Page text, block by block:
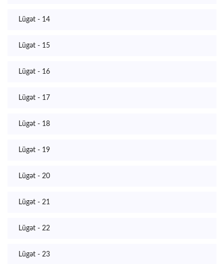
Lügət - 14
Lügət - 15
Lügət - 16
Lügət - 17
Lügət - 18
Lügət - 19
Lügət - 20
Lügət - 21
Lügət - 22
Lügət - 23